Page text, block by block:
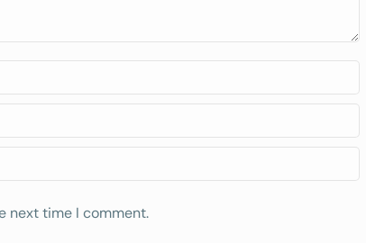
next time I comment.